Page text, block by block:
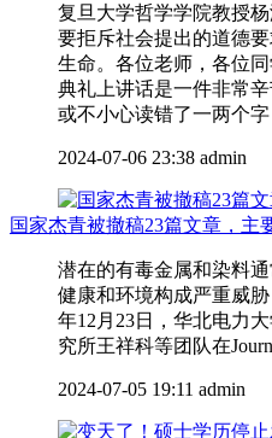
复旦大学哲学学院教授
要拒斥社会提出的道德
生命。各位老师，各位
典礼上讲话是一件非常
或不小心读错了一两个
2024-07-06 23:38 admin
国家杰青被撤稿23篇文章，主
潜在的有毒金属和染料
健康和环境构成严重威
年12月23日，华北电力
究所王祥科等团队在
2024-07-05 19:11 admin